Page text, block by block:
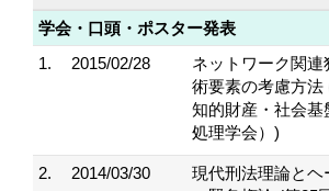
学会・口頭・ポスター発表
1.
2015/02/28
ネットワーク関
術要素の考慮方法
知的財産・社会基
処理学会）)
2. 2014/03/30
現代刑法理論とヘ